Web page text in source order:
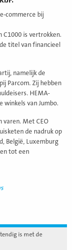
commerce bij
C1000 is vertrokken.
titel van financieel
namelijk de
Parcom. Zij hebben
HEMA-
winkels van Jumbo.
varen. Met CEO
de nadruk op
België, Luxemburg
tot een
is met de